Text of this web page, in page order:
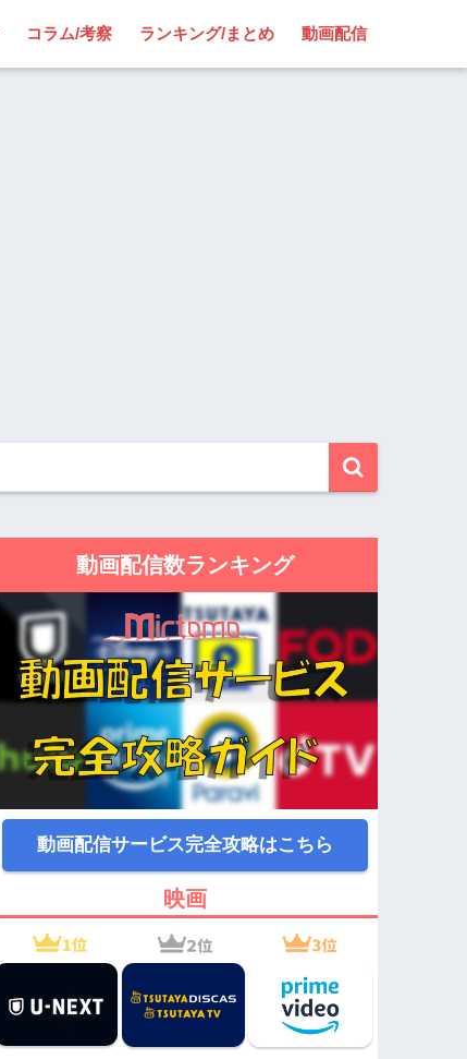
コラム/考察 ランキング/まとめ 動画配信
動画配信数ランキング
動画配信サービス完全攻略はこちら
映画